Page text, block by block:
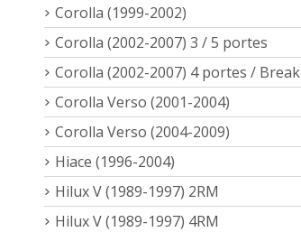
Corolla (1999-2002)
Corolla (2002-2007) 3 / 5 portes
Corolla (2002-2007) 4 portes / Break
Corolla Verso (2001-2004)
Corolla Verso (2004-2009)
Hiace (1996-2004)
Hilux V (1989-1997) 2RM
Hilux V (1989-1997) 4RM